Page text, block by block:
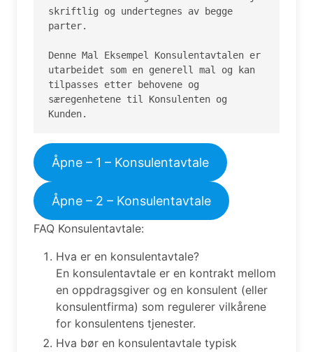
skriftlig og undertegnes av begge
parter.
Denne Mal Eksempel Konsulentavtalen er
utarbeidet som en generell mal og kan
tilpasses etter behovene og
særegenhetene til Konsulenten og
Kunden.
Åpne – 1 – Konsulentavtale
Åpne – 2 – Konsulentavtale
FAQ Konsulentavtale:
Hva er en konsulentavtale?
En konsulentavtale er en kontrakt mellom
en oppdragsgiver og en konsulent (eller
konsulentfirma) som regulerer vilkårene
for konsulentens tjenester.
Hva bør en konsulentavtale typisk